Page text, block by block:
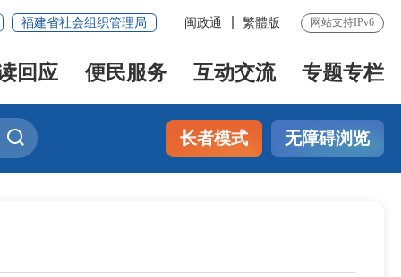
福建省社会组织管理局 闽政通 繁體版 网站支持IPv6
回应 便民服务 互动交流 专题专栏
长者模式 无障碍浏览